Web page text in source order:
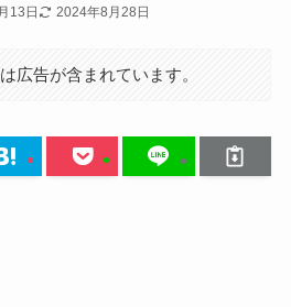
13日 2024年8月28日
広告が含まれています。